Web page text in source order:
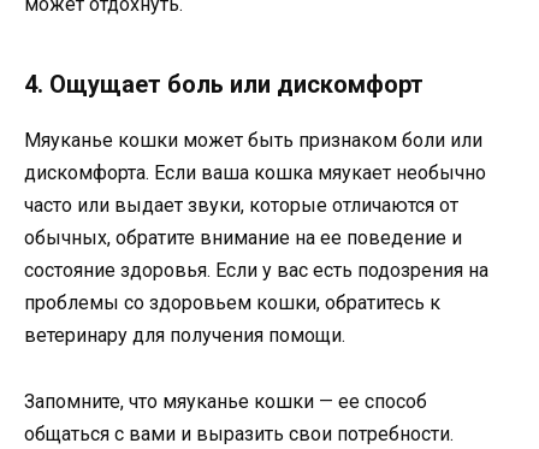
может отдохнуть.
4. Ощущает боль или дискомфорт
Мяуканье кошки может быть признаком боли или
дискомфорта. Если ваша кошка мяукает необычно
часто или выдает звуки, которые отличаются от
обычных, обратите внимание на ее поведение и
состояние здоровья. Если у вас есть подозрения на
проблемы со здоровьем кошки, обратитесь к
ветеринару для получения помощи.
Запомните, что мяуканье кошки — ее способ
общаться с вами и выразить свои потребности.